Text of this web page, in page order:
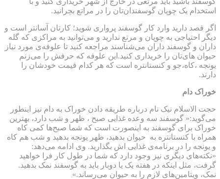
استخدام یک چوپان گوسفندان‌تان را در مراتع بچرانید.
اگر قصد دارید وارد کار گوسفند پرواری شوید؛ کارتان آسانتر است و
دیگر احتیاجی به چوپان و مرتع ندارید و می‌توانید به مراکزی که گله
داران و گوسفند داران می‌شناسند مراجعه کنید تا علوفه‌ی مورد نیاز
حیوان های‌تان را خریداری کنید.این علوفه که حرفش را می‌زنم
یونجه ،کاه،جو و کنستانتره است که هر کدام قیمت خودشان را
دارند.
خوراک دام
حجت الاسلام نیک نام درباره طریقه دادن خوراک به دام نیز اینطور
می‌گوید:« گوسفند سه وعده غذایی صبح ، ظهر و شب دارد، بهترین
خوراک برای گوسفند به اینصورت است که شما صبح‌ها کمی کاه
همراه با کنستانتره به حیوان بدهید، ظهر یونجه بدهید و شب هم کاه
و یونجه را در برنامه‌ی غذایی اش بگذارید. وی ادامه می‌دهد:
«نکته‌های دیگری نیز وجود دارد که شما در طول کار فرا خواهید
گرفت، مثل اینکه در هفته یک یا دوبار باید به گوسفند نمک بدهید.
نمک، ویتامین‌های لازم را به حیوان می‌رساند.»